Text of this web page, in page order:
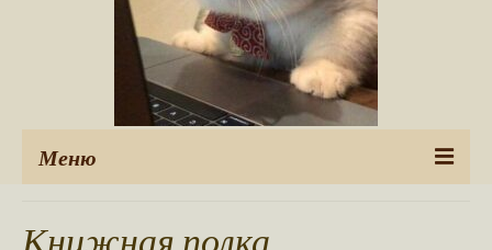
Меню
Книжная полка